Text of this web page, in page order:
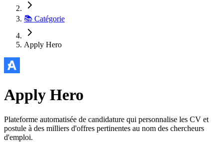
📚 Catégorie
Apply Hero
Apply Hero
Plateforme automatisée de candidature qui personnalise les CV et
postule à des milliers d'offres pertinentes au nom des chercheurs
d'emploi.